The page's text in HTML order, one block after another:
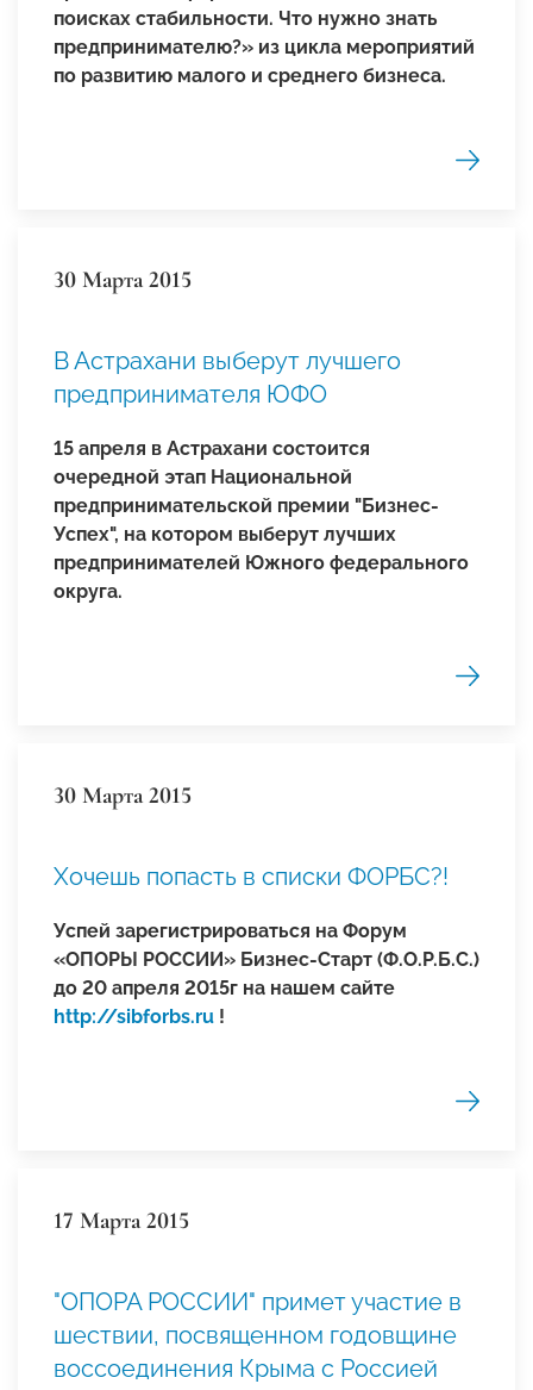
поисках стабильности. Что нужно знать
предпринимателю?» из цикла мероприятий
по развитию малого и среднего бизнеса.
30 Марта 2015
В Астрахани выберут лучшего
предпринимателя ЮФО
15 апреля в Астрахани состоится
очередной этап Национальной
предпринимательской премии "Бизнес-
Успех", на котором выберут лучших
предпринимателей Южного федерального
округа.
30 Марта 2015
Хочешь попасть в списки ФОРБС?!
Успей зарегистрироваться на Форум
«ОПОРЫ РОССИИ» Бизнес-Старт (Ф.О.Р.Б.С.)
до 20 апреля 2015г на нашем сайте
http://sibforbs.ru !
17 Марта 2015
"ОПОРА РОССИИ" примет участие в
шествии, посвященном годовщине
воссоединения Крыма с Россией